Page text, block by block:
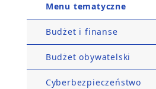
Menu tematyczne
Budżet i finanse
Budżet obywatelski
Cyberbezpieczeństwo